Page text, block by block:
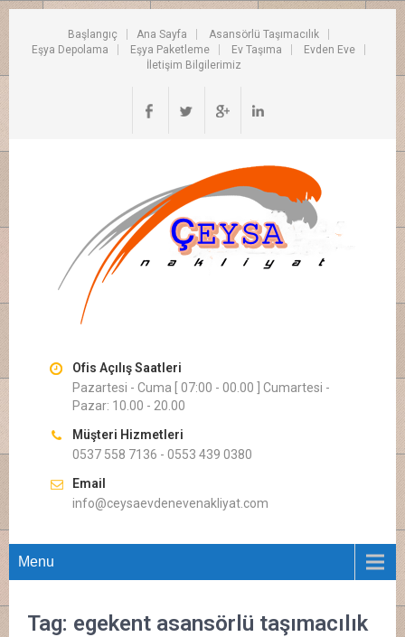
Başlangıç Ana Sayfa
Asansörlü Taşımacılık
Eşya Depolama
Eşya Paketleme Ev Taşıma
Evden Eve
İletişim Bilgilerimiz
Ofis Açılış Saatleri
Pazartesi - Cuma [ 07:00 - 00.00 ] Cumartesi -
Pazar: 10.00 - 20.00
Müşteri Hizmetleri
0537 558 7136 - 0553 439 0380
Email
info@ceysaevdenevenakliyat.com
Menu
Tag: egekent asansörlü taşımacılık